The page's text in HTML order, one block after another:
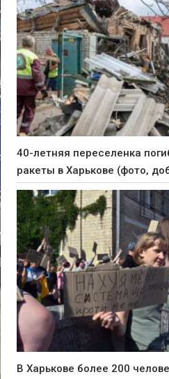
40-летняя переселенка
ракеты в Харькове (фото,
В Харькове более 200